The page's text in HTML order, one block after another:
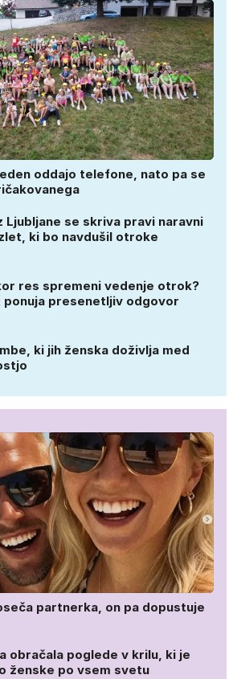
oddajo telefone, nato pa se
Ljubljane se skriva pravi naravni
ki bo navdušil otroke
res spremeni vedenje otrok?
ponuja presenetljiv odgovor
ki jih ženska doživlja med
partnerka, on pa dopustuje
obračala poglede v krilu, ki je
ženske po vsem svetu